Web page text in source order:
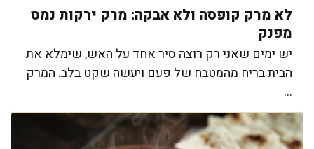
לא מרק קופסה ולא אבקה: מרק ירקות נמס
מפנק
יש ימים שאני רק רוצה סיר אחד על האש, שימלא את
הבית בריח מהמטבח של פעם ויעשה שקט בלב. המרק
...